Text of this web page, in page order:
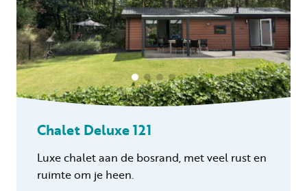
Chalet Deluxe 121
Luxe chalet aan de bosrand, met veel rust en
ruimte om je heen.